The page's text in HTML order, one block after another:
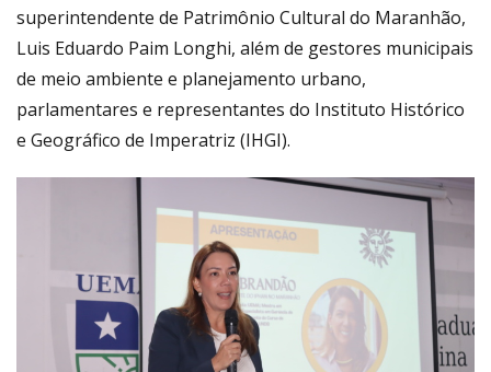
superintendente de Patrimônio Cultural do Maranhão,
Luis Eduardo Paim Longhi, além de gestores municipais
de meio ambiente e planejamento urbano,
parlamentares e representantes do Instituto Histórico
e Geográfico de Imperatriz (IHGI).